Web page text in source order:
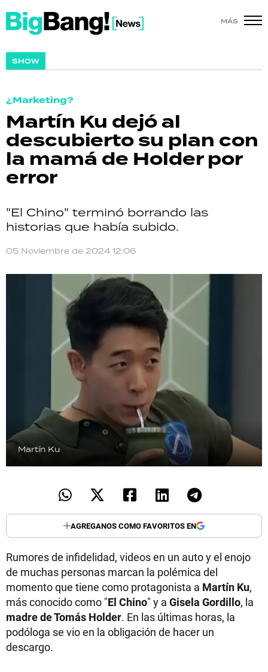
MÁS
SHOW
¿Marketing?
Martín Ku dejó al
descubierto su plan con
la mamá de Holder por
error
"El Chino" terminó borrando las
historias que había subido.
05 Noviembre de 2024 12:06
Martín Ku
AGREGANOS COMO FAVORITOS EN
Rumores de infidelidad, videos en un auto y el enojo
de muchas personas marcan la polémica del
momento que tiene como protagonista a Martín Ku,
más conocido como "El Chino" y a Gisela Gordillo, la
madre de Tomás Holder. En las últimas horas, la
podóloga se vio en la obligación de hacer un
descargo.
SHOW
ACTUALIDAD
POLICIALES
ECONOMÍA
SALUD
DEPORTES
TECNOLOGÍA
RECETAS
PALABRAS
HORÓSCOPO
Seguinos